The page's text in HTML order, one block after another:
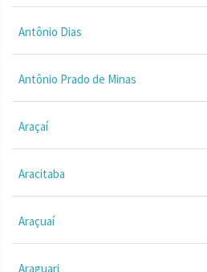
Antônio Dias
Antônio Prado de Minas
Araçaí
Aracitaba
Araçuaí
Araguari